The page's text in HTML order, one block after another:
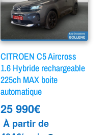
CITROEN C5 Aircross
1.6 Hybride rechargeable
225ch MAX boite
automatique
25 990€
À partir de